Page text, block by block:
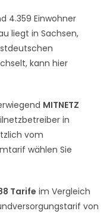
4.359 Einwohner
liegt in Sachsen,
kann hier
MITNETZ
in
vom
wählen Sie
Tarife im Vergleich
von